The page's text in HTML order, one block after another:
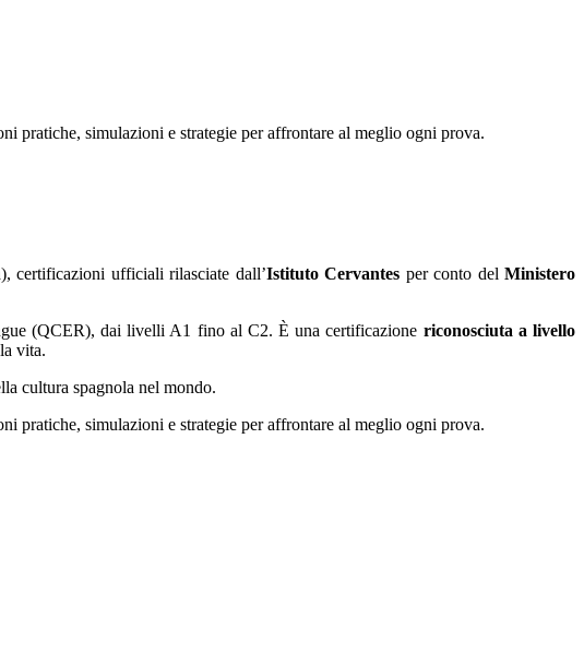
pratiche, simulazioni e strategie per affrontare al meglio ogni prova.
certificazioni ufficiali rilasciate dall’Istituto Cervantes per conto delMinistero
(QCER), dai livelli A1 fino al C2. È una certificazione riconosciuta a livello
vita.
cultura spagnola nel mondo.
pratiche, simulazioni e strategie per affrontare al meglio ogni prova.